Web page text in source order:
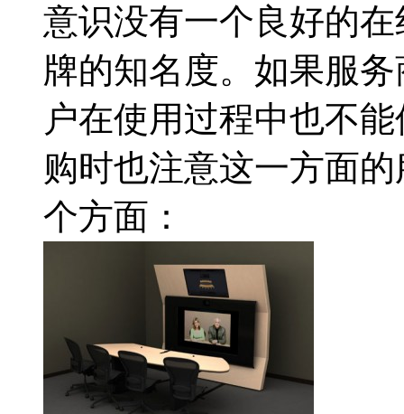
意识没有一个良好的
牌的知名度。如果服
户在使用过程中也不
购时也注意这一方面
个方面：